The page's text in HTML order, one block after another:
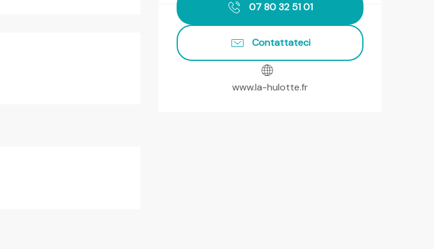
07 80 32 51 01
Contattateci
www.la-hulotte.fr